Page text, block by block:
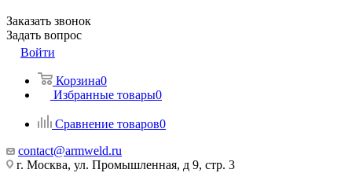
Заказать звонок
Задать вопрос
Войти
Корзина0
Избранные товары0
Сравнение товаров0
contact@armweld.ru
г. Москва, ул. Промышленная, д 9, стр. 3